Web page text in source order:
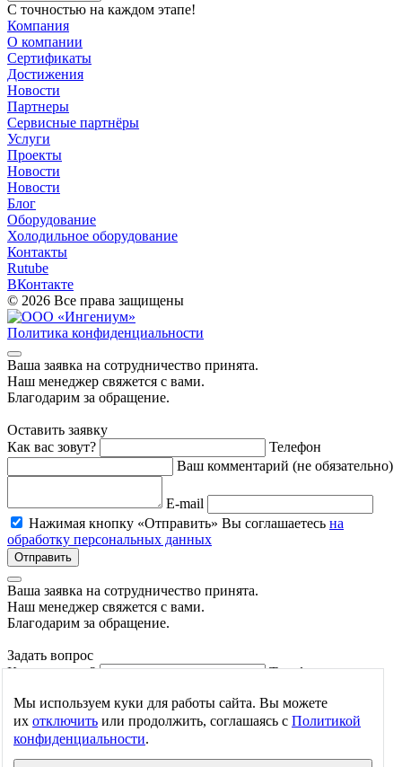
С точностью на каждом этапе!
Компания
О компании
Сертификаты
Достижения
Новости
Партнеры
Сервисные партнёры
Услуги
Проекты
Новости
Новости
Блог
Оборудование
Холодильное оборудование
Контакты
Rutube
ВКонтакте
© 2026 Все права защищены
Политика конфиденциальности
Мы используем куки для работы сайта. Вы можете
их отключить или продолжить, соглашаясь с Политикой
конфиденциальности.
Ваша заявка на cотрудничество принята.
Наш менеджер свяжется с вами.
Благодарим за обращение.
Оставить заявку
Как вас зовут?
Телефон
Ваш комментарий (не обязательно)
E-mail
Нажимая кнопку «Отправить» Вы соглашаетесь на
обработку персональных данных
Отправить
Ваша заявка на cотрудничество принята.
Наш менеджер свяжется с вами.
Благодарим за обращение.
Задать вопрос
Как вас зовут?
Телефон
Вопрос